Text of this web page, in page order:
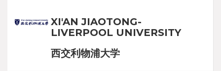
XI'AN JIAOTONG-
LIVERPOOL UNIVERSITY
西交利物浦大学